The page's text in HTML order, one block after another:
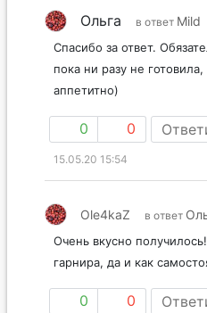
Ольга в ответ Mild
Спасибо за ответ.
пока ни разу не
аппетитно)
0 0
15.05.20 15:54
Ole4kaZ в ответ
Очень вкусно
гарнира, да и как
0 0